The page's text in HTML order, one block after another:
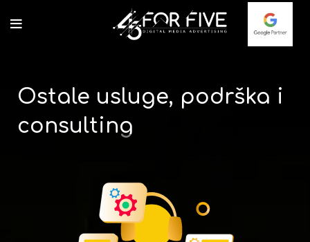
Ostale usluge, podrška i
consulting